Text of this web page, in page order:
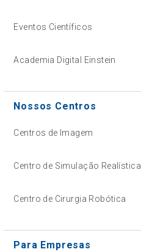
Eventos Científicos
Academia Digital Einstein
Nossos Centros
Centros de Imagem
Centro de Simulação Realística
Centro de Cirurgia Robótica
Para Empresas